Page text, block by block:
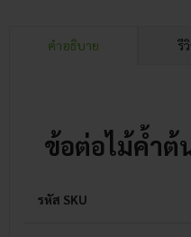
คำอธิบาย รี
ข้อต่อไม้ค้ำต้
รหัส SKU